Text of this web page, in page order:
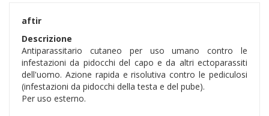
aftir
Descrizione
Antiparassitario cutaneo per uso umano contro le
infestazioni da pidocchi del capo e da altri ectoparassiti
dell'uomo. Azione rapida e risolutiva contro le pediculosi
(infestazioni da pidocchi della testa e del pube).
Per uso esterno.